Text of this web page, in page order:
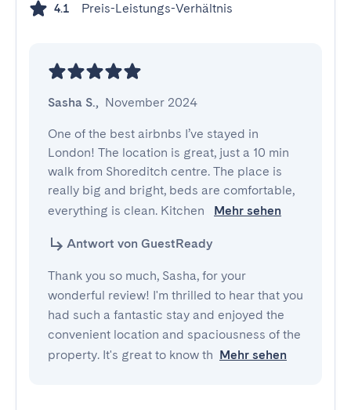
4.1 Preis-Leistungs-Verhältnis
Sasha S., November 2024
One of the best airbnbs I’ve stayed in
London! The location is great, just a 10 min
walk from Shoreditch centre. The place is
really big and bright, beds are comfortable,
everything is clean. Kitchen
Mehr sehen
Antwort von GuestReady
Thank you so much, Sasha, for your
wonderful review! I'm thrilled to hear that you
had such a fantastic stay and enjoyed the
convenient location and spaciousness of the
property. It's great to know th Mehr sehen